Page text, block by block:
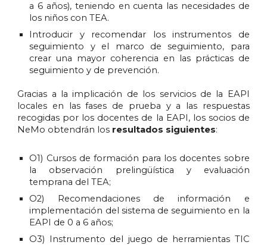
a 6 años), teniendo en cuenta las necesidades de
los niños con TEA.
Introducir y recomendar los instrumentos de
seguimiento y el marco de seguimiento, para
crear una mayor coherencia en las prácticas de
seguimiento y de prevención.
Gracias a la implicación de los servicios de la EAPI
locales en las fases de prueba y a las respuestas
recogidas por los docentes de la EAPI, los socios de
NeMo obtendrán los resultados siguientes:
O1) Cursos de formación para los docentes sobre
la observación prelingüística y evaluación
temprana del TEA;
O2) Recomendaciones de información e
implementación del sistema de seguimiento en la
EAPI de 0 a 6 años;
O3) Instrumento del juego de herramientas TIC